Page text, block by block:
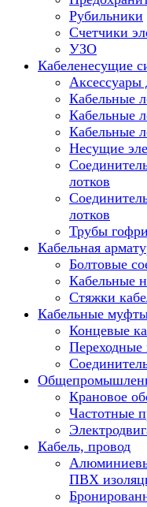
Рубильники
Счетчики
УЗО
Кабеленесущие
Аксессуары
Кабельные
Кабельные
Кабельные
Несущие
лотков
лотков
Трубы
Кабельная
Болтовые
Кабельные
Стяжки
Кабельные
Концевые
Крановое
Частотные
Кабель, провод
ПВХ